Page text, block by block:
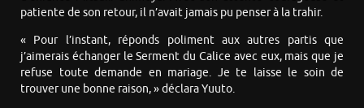
patiente de son retour, il n’avait jamais pu penser à la trahir.
« Pour l’instant, réponds poliment aux autres partis que
j’aimerais échanger le Serment du Calice avec eux, mais que je
refuse toute demande en mariage. Je te laisse le soin de
trouver une bonne raison, » déclara Yuuto.